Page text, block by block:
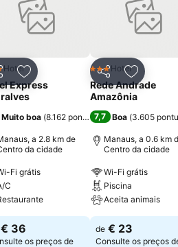
algumas diárias. O restaurante Sun
local nas demais refeições. A
demora pouco mais de cinco
quilômetro dali.
Adicionar aos favoritos
Hotel
Express
Muito boa (8.162 pontuações)
a 2.8 km de
da cidade
Fi grátis
C
€ 36
os preços de
Partilhar
3 Estrelas
Hotel
Rede Andrade
Amazônia
7,7 Boa (3.605
Manaus, a 0.6 km
Centro da cidade
Wi-Fi grátis
Piscina
Aceita animais
de € 23
Consulte os preços